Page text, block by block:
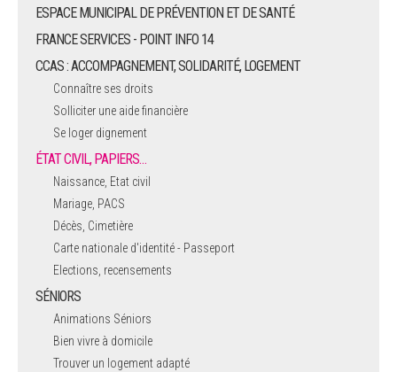
ESPACE MUNICIPAL DE PRÉVENTION ET DE SANTÉ
FRANCE SERVICES - POINT INFO 14
CCAS : ACCOMPAGNEMENT, SOLIDARITÉ, LOGEMENT
Connaître ses droits
Solliciter une aide financière
Se loger dignement
ÉTAT CIVIL, PAPIERS…
Naissance, Etat civil
Mariage, PACS
Décès, Cimetière
Carte nationale d'identité - Passeport
Elections, recensements
SÉNIORS
Animations Séniors
Bien vivre à domicile
Trouver un logement adapté